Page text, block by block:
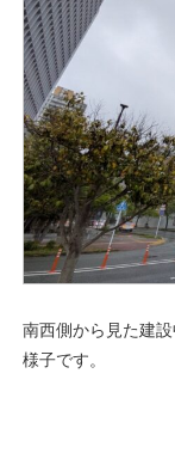
南西側から見た建
様子です。